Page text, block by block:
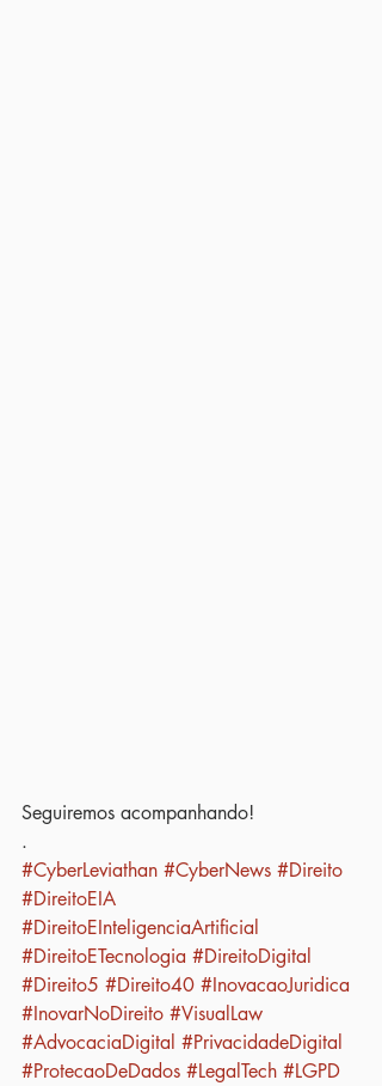
Seguiremos acompanhando!
.
#CyberLeviathan #CyberNews #Direito
#DireitoEIA
#DireitoEInteligenciaArtificial
#DireitoETecnologia #DireitoDigital
#Direito5 #Direito40 #InovacaoJuridica
#InovarNoDireito #VisualLaw
#AdvocaciaDigital #PrivacidadeDigital
#ProtecaoDeDados #LegalTech #LGPD